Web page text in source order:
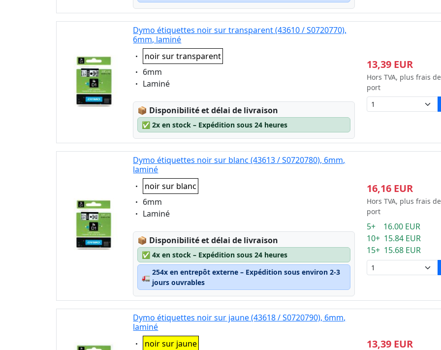
Dymo étiquettes noir sur transparent (43610 / S0720770),
6mm, laminé
Eigenschaft:
noir sur transparent
Eigenschaft:
6mm
Eigenschaft:
Laminé
📦 Lagerstatus:
Disponibilité et délai de livraison
✅ 2x en stock – Expédition sous 24 heures
13,39 EUR
Hors TVA, plus frais de
port
Dymo étiquettes noir sur blanc (43613 / S0720780), 6mm,
laminé
Eigenschaft:
noir sur blanc
Eigenschaft:
6mm
Eigenschaft:
Laminé
📦 Lagerstatus:
Disponibilité et délai de livraison
✅ 4x en stock – Expédition sous 24 heures
🚛
254x en entrepôt externe – Expédition sous environ 2-3
jours ouvrables
16,16 EUR
Hors TVA, plus frais de
port
5+ 16.00 EUR
10+ 15.84 EUR
15+ 15.68 EUR
Dymo étiquettes noir sur jaune (43618 / S0720790), 6mm,
laminé
Eigenschaft:
noir sur jaune 13,39 EUR